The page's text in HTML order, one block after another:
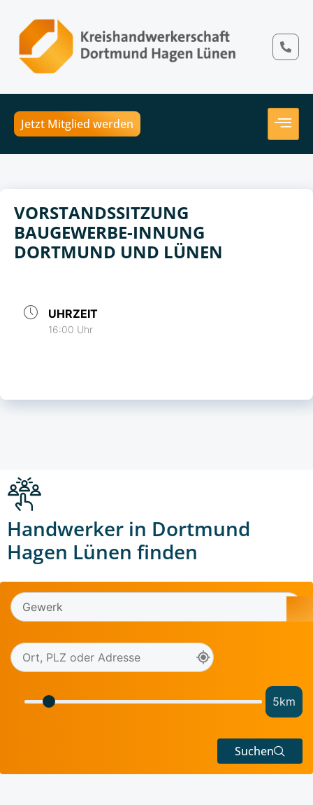
Jetzt Mitglied werden
VORSTANDSSITZUNG
BAUGEWERBE-INNUNG
DORTMUND UND LÜNEN
UHRZEIT
16:00 Uhr
Handwerker in Dortmund
Hagen Lünen finden
5km
Suchen